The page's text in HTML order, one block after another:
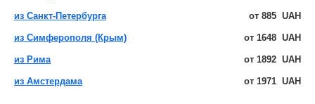
из Санкт-Петербурга от 885 UAH
из Симферополя (Крым) от 1648 UAH
из Рима от 1892 UAH
из Амстердама от 1971 UAH